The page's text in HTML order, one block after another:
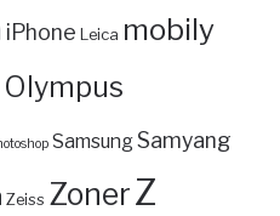
iPhone Leica mobily
Olympus
SamsungSamyang
Zeiss ZonerZ